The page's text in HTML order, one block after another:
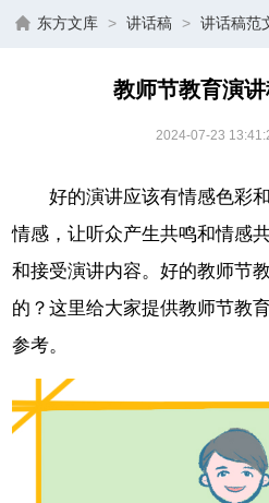
东方文库 > 讲话稿 > 讲话稿范
教师节教育演
2024-07-23
好的演讲应该有情感色彩
情感，让听众产生共鸣和情感
和接受演讲内容。好的教师节
的？这里给大家提供教师节教
参考。